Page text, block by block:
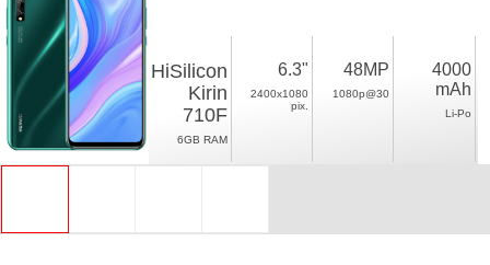
HiSilicon
Kirin
710F
6GB RAM
6.3"
2400x1080
pix.
48MP
1080p@30
4000
mAh
Li-Po